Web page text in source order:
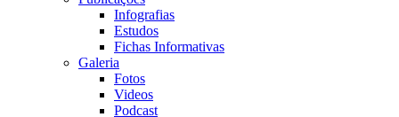
Infografias
Estudos
Fichas Informativas
Galeria
Fotos
Videos
Podcast